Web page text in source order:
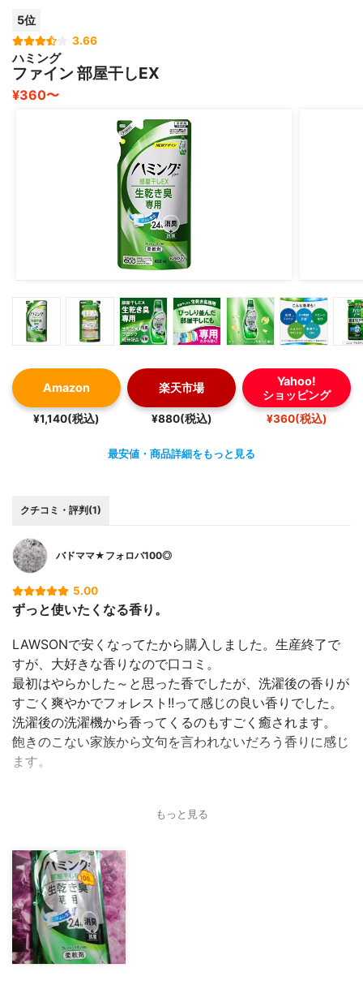
5位
3.66
ハミング
ファイン 部屋干しEX
¥360〜
Amazon
¥1,140(税込)
楽天市場
¥880(税込)
Yahoo!
ショッピング
¥360(税込)
最安値・商品詳細をもっと見る
クチコミ・評判(1)
バドママ★フォロバ100◎
5.00
ずっと使いたくなる香り。
LAWSONで安くなってたから購入しました。生産終了で
すが、大好きな香りなので口コミ。
最初はやらかした～と思った香でしたが、洗濯後の香りが
すごく爽やかでフォレスト!!って感じの良い香りでした。
洗濯後の洗濯機から香ってくるのもすごく癒されます。
飽きのこない家族から文句を言われないだろう香りに感じ
ます。
もっと見る